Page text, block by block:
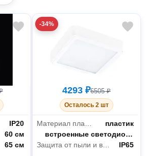
IP20
60 см
65 см
-34%
4293 ₽6505 ₽
Осталось 2 шт
пластик
Цоколь
встроенные светодиоды (LED)
Защита от пыли и влаги
IP65